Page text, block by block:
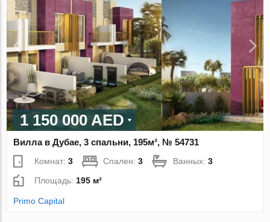
1 150 000 AED
Вилла в Дубае, 3 спальни, 195м², № 54731
Комнат:3 Спален:3 Ванных:3
Площадь: 195 м²
Primo Capital